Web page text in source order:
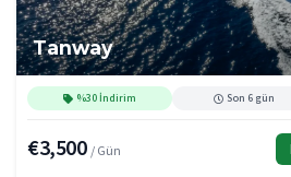
Tanway
%30 İndirim Son 6 gün
€3,500 / Gün